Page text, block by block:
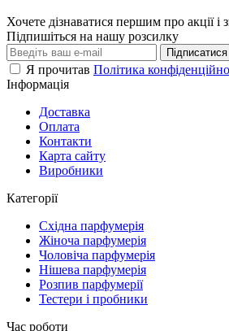
Хочете дізнаватися першим про акції і
Підпишіться на нашу розсилку
Підписатися
Я прочитав Політика
Інформація
Доставка
Оплата
Контакти
Карта сайту
Виробники
Категорії
Східна парфумерія
Жіноча парфумерія
Чоловіча парфумерія
Нішева парфумерія
Розпив парфумерії
Тестери і пробники
Час роботи